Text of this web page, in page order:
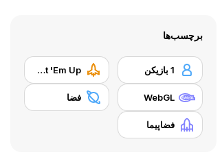
برچسب‌ها
1 بازیکن Shoot 'Em Up
WebGL فضا
فضاپیما